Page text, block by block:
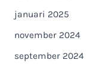
januari 2025
november 2024
september 2024